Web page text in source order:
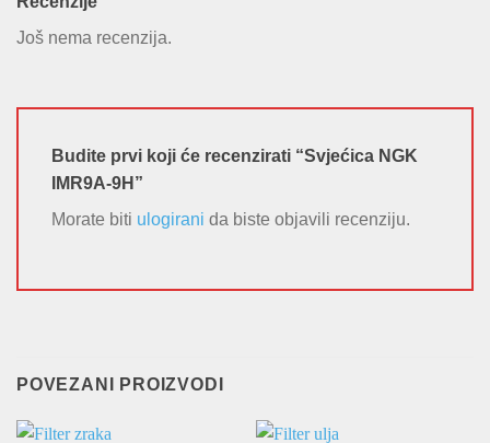
Još nema recenzija.
Budite prvi koji će recenzirati “Svjećica NGK
IMR9A-9H”
Morate biti ulogirani da biste objavili recenziju.
POVEZANI PROIZVODI